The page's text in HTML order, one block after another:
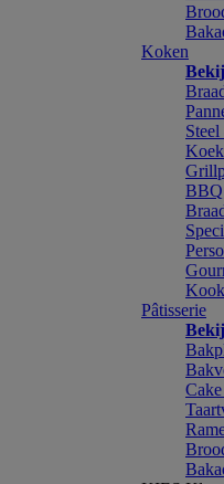
Koken
BBQ
Pâtisserie